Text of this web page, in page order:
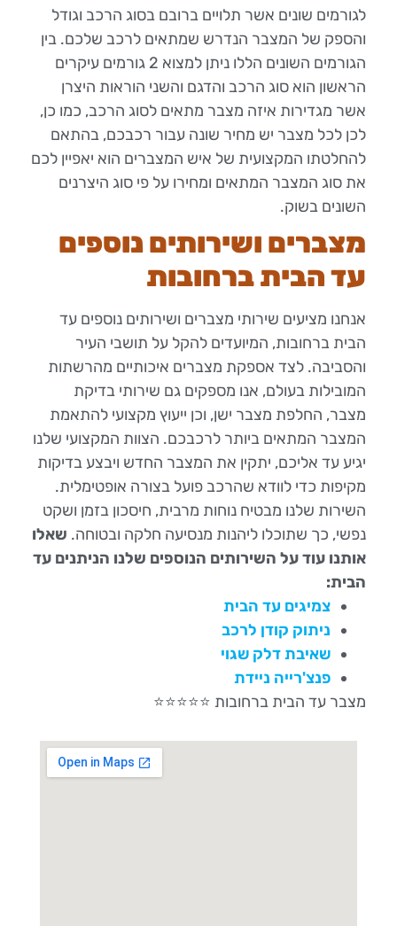
לגורמים שונים אשר תלויים ברובם בסוג הרכב וגודל
והספק של המצבר הנדרש שמתאים לרכב שלכם. בין
הגורמים השונים הללו ניתן למצוא 2 גורמים עיקרים
הראשון הוא סוג הרכב והדגם והשני הוראות היצרן
אשר מגדירות איזה מצבר מתאים לסוג הרכב, כמו כן,
לכן לכל מצבר יש מחיר שונה עבור רכבכם, בהתאם
להחלטתו המקצועית של איש המצברים הוא יאפיין לכם
את סוג המצבר המתאים ומחירו על פי סוג היצרנים
השונים בשוק.
מצברים ושירותים נוספים
עד הבית ברחובות
אנחנו מציעים שירותי מצברים ושירותים נוספים עד
הבית ברחובות, המיועדים להקל על תושבי העיר
והסביבה. לצד אספקת מצברים איכותיים מהרשתות
המובילות בעולם, אנו מספקים גם שירותי בדיקת
מצבר, החלפת מצבר ישן, וכן ייעוץ מקצועי להתאמת
המצבר המתאים ביותר לרכבכם. הצוות המקצועי שלנו
יגיע עד אליכם, יתקין את המצבר החדש ויבצע בדיקות
מקיפות כדי לוודא שהרכב פועל בצורה אופטימלית.
השירות שלנו מבטיח נוחות מרבית, חיסכון בזמן ושקט
נפשי, כך שתוכלו ליהנות מנסיעה חלקה ובטוחה. שאלו
אותנו עוד על השירותים הנוספים שלנו הניתנים עד
הבית:
צמיגים עד הבית
ניתוק קודן לרכב
שאיבת דלק שגוי
פנצ'רייה ניידת
מצבר עד הבית ברחובות ⭐⭐⭐⭐⭐